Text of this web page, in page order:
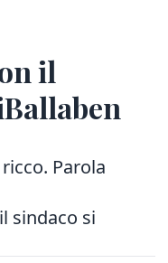
il
Parola
sindaco si